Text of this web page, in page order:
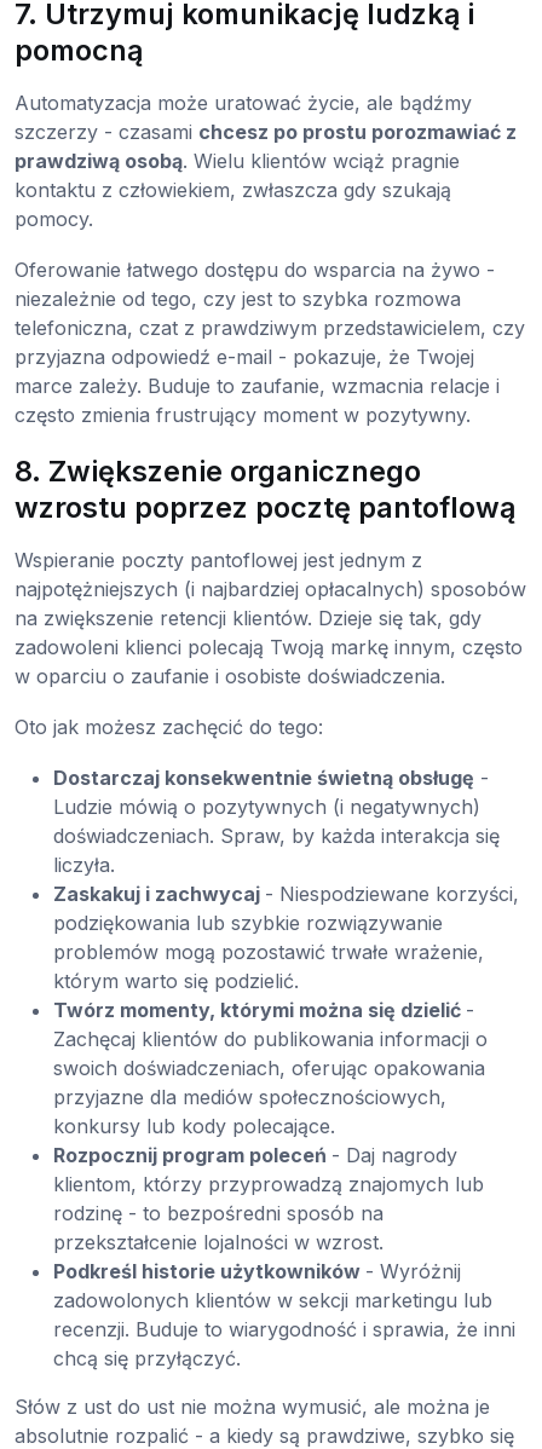
7. Utrzymuj komunikację ludzką i
pomocną
Automatyzacja może uratować życie, ale bądźmy
szczerzy - czasami chcesz po prostu porozmawiać z
prawdziwą osobą. Wielu klientów wciąż pragnie
kontaktu z człowiekiem, zwłaszcza gdy szukają
pomocy.
Oferowanie łatwego dostępu do wsparcia na żywo -
niezależnie od tego, czy jest to szybka rozmowa
telefoniczna, czat z prawdziwym przedstawicielem, czy
przyjazna odpowiedź e-mail - pokazuje, że Twojej
marce zależy. Buduje to zaufanie, wzmacnia relacje i
często zmienia frustrujący moment w pozytywny.
8. Zwiększenie organicznego
wzrostu poprzez pocztę pantoflową
Wspieranie poczty pantoflowej jest jednym z
najpotężniejszych (i najbardziej opłacalnych) sposobów
na zwiększenie retencji klientów. Dzieje się tak, gdy
zadowoleni klienci polecają Twoją markę innym, często
w oparciu o zaufanie i osobiste doświadczenia.
Oto jak możesz zachęcić do tego:
Dostarczaj konsekwentnie świetną obsługę -
Ludzie mówią o pozytywnych (i negatywnych)
doświadczeniach. Spraw, by każda interakcja się
liczyła.
Zaskakuj i zachwycaj - Niespodziewane korzyści,
podziękowania lub szybkie rozwiązywanie
problemów mogą pozostawić trwałe wrażenie,
którym warto się podzielić.
Twórz momenty, którymi można się dzielić -
Zachęcaj klientów do publikowania informacji o
swoich doświadczeniach, oferując opakowania
przyjazne dla mediów społecznościowych,
konkursy lub kody polecające.
Rozpocznij program poleceń - Daj nagrody
klientom, którzy przyprowadzą znajomych lub
rodzinę - to bezpośredni sposób na
przekształcenie lojalności w wzrost.
Podkreśl historie użytkowników - Wyróżnij
zadowolonych klientów w sekcji marketingu lub
recenzji. Buduje to wiarygodność i sprawia, że inni
chcą się przyłączyć.
Słów z ust do ust nie można wymusić, ale można je
absolutnie rozpalić - a kiedy są prawdziwe, szybko się